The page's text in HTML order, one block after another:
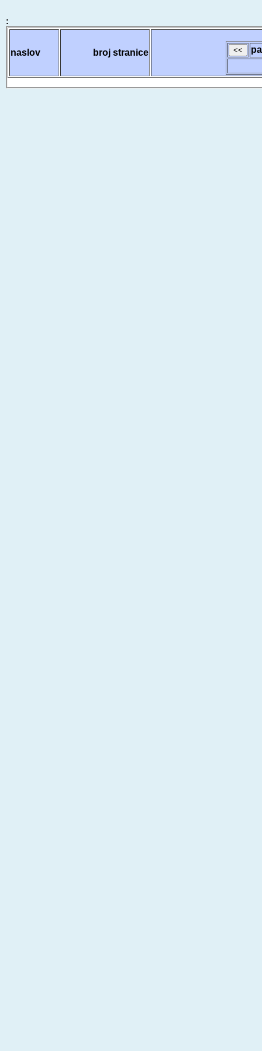
:
naslov broj stranice